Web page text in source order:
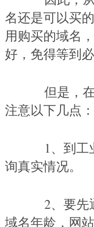
名还是可以买
用购买的域名
好，免得等到
但是，在
注意以下几点：
1、到工业
询真实情况。
2、要先通
域名年龄，网